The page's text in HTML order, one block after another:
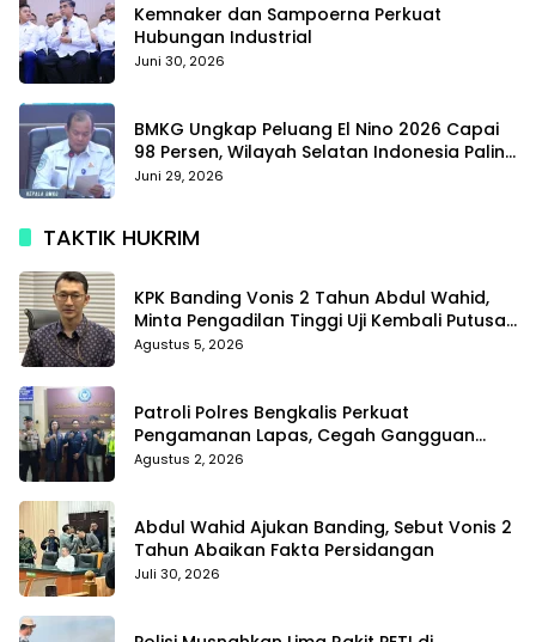
Kemnaker dan Sampoerna Perkuat
Hubungan Industrial
Juni 30, 2026
BMKG Ungkap Peluang El Nino 2026 Capai
98 Persen, Wilayah Selatan Indonesia Paling
Terdampak
Juni 29, 2026
TAKTIK HUKRIM
KPK Banding Vonis 2 Tahun Abdul Wahid,
Minta Pengadilan Tinggi Uji Kembali Putusan
Tipikor
Agustus 5, 2026
Patroli Polres Bengkalis Perkuat
Pengamanan Lapas, Cegah Gangguan
Kamtib Sejak Dini
Agustus 2, 2026
Abdul Wahid Ajukan Banding, Sebut Vonis 2
Tahun Abaikan Fakta Persidangan
Juli 30, 2026